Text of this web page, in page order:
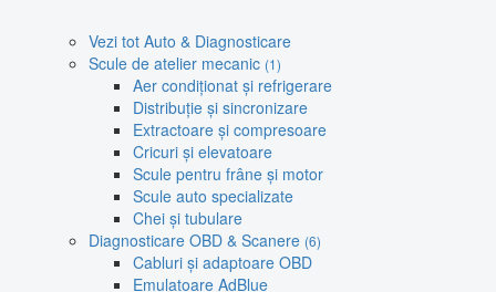
Vezi tot Auto & Diagnosticare
Scule de atelier mecanic (1)
Aer condiționat și refrigerare
Distribuție și sincronizare
Extractoare și compresoare
Cricuri și elevatoare
Scule pentru frâne și motor
Scule auto specializate
Chei și tubulare
Diagnosticare OBD & Scanere (6)
Cabluri și adaptoare OBD
Emulatoare AdBlue